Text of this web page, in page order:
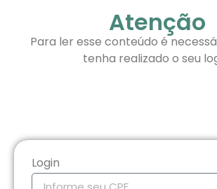
Atenção
Para ler esse conteúdo é
tenha realizado o seu
Login